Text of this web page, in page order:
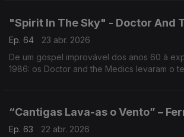
"Spirit In The Sky" - Doctor And
Ep. 64
23 abr. 2026
De um gospel improvável dos anos 60 à
1986: os Doctor and the Medics levaram o temas de volta ao
“Cantigas Lava-as o Vento” –
Ep. 63
22 abr. 2026